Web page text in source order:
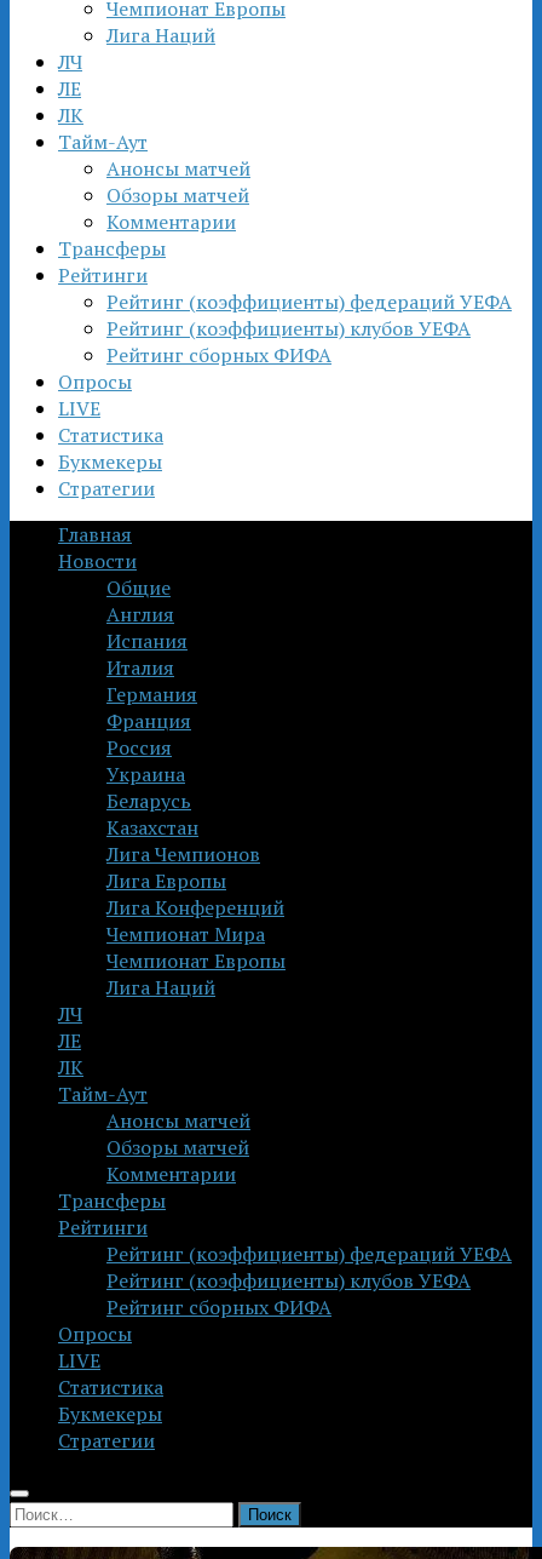
Чемпионат Европы
Лига Наций
ЛЧ
ЛЕ
ЛК
Тайм-Аут
Анонсы матчей
Обзоры матчей
Комментарии
Трансферы
Рейтинги
Рейтинг (коэффициенты) федераций УЕФА
Рейтинг (коэффициенты) клубов УЕФА
Рейтинг сборных ФИФА
Опросы
LIVE
Статистика
Букмекеры
Стратегии
Главная
Новости
Общие
Англия
Испания
Италия
Германия
Франция
Россия
Украина
Беларусь
Казахстан
Лига Чемпионов
Лига Европы
Лига Конференций
Чемпионат Мира
Чемпионат Европы
Лига Наций
ЛЧ
ЛЕ
ЛК
Тайм-Аут
Анонсы матчей
Обзоры матчей
Комментарии
Трансферы
Рейтинги
Рейтинг (коэффициенты) федераций УЕФА
Рейтинг (коэффициенты) клубов УЕФА
Рейтинг сборных ФИФА
Опросы
LIVE
Статистика
Букмекеры
Стратегии
Найти: